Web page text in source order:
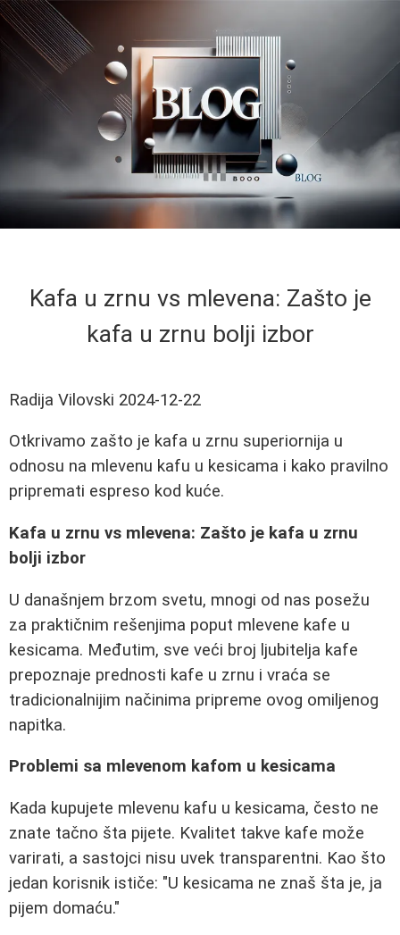
Kafa u zrnu vs mlevena: Zašto je
kafa u zrnu bolji izbor
Radija Vilovski 2024-12-22
Otkrivamo zašto je kafa u zrnu superiornija u
odnosu na mlevenu kafu u kesicama i kako pravilno
pripremati espreso kod kuće.
Kafa u zrnu vs mlevena: Zašto je kafa u zrnu
bolji izbor
U današnjem brzom svetu, mnogi od nas posežu
za praktičnim rešenjima poput mlevene kafe u
kesicama. Međutim, sve veći broj ljubitelja kafe
prepoznaje prednosti kafe u zrnu i vraća se
tradicionalnijim načinima pripreme ovog omiljenog
napitka.
Problemi sa mlevenom kafom u kesicama
Kada kupujete mlevenu kafu u kesicama, često ne
znate tačno šta pijete. Kvalitet takve kafe može
varirati, a sastojci nisu uvek transparentni. Kao što
jedan korisnik ističe: "U kesicama ne znaš šta je, ja
pijem domaću."